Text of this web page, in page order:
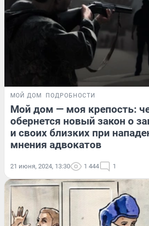
МОЙ ДОМ ПОДРОБНОСТИ
Мой дом — моя крепость:
обернется новый закон о
и своих близких при
мнения адвокатов
21 июня, 2024, 13:30 1 444 1